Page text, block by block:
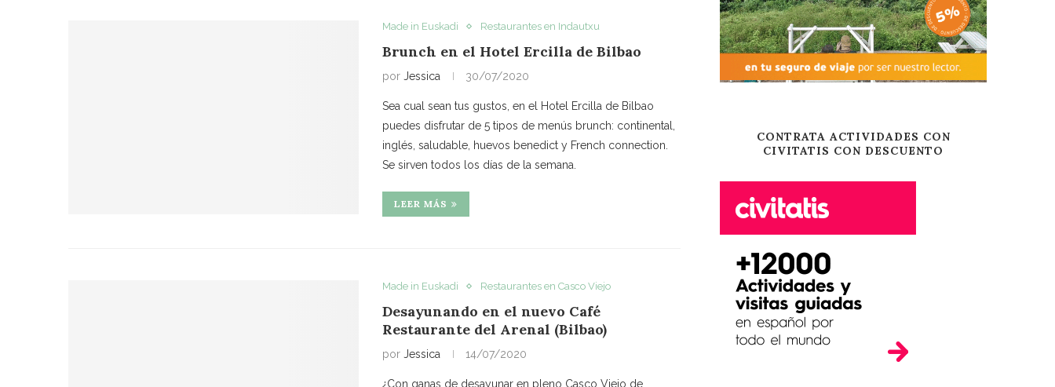
Made in Euskadi Restaurantes en Indautxu
Brunch en el Hotel Ercilla de Bilbao
por Jessica 30/07/2020
Sea cual sean tus gustos, en el Hotel Ercilla de Bilbao
puedes disfrutar de 5 tipos de menús brunch: continental,
inglés, saludable, huevos benedict y French connection.
Se sirven todos los días de la semana.
LEER MÁS
Made in Euskadi Restaurantes en Casco Viejo
Desayunando en el nuevo Café
Restaurante del Arenal (Bilbao)
por Jessica 14/07/2020
¿Con ganas de desayunar en pleno Casco Viejo de
CONTRATA ACTIVIDADES CON
CIVITATIS CON DESCUENTO